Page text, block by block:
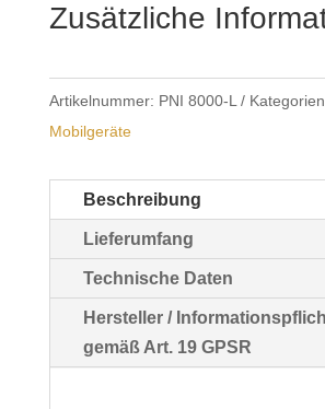
8000
Menge
Zusätzliche
Artikelnummer: PNI 8000-L
Mobilgeräte
Beschreibung
Lieferumfang
Technische Daten
Hersteller /
gemäß Art. 19 GPSR